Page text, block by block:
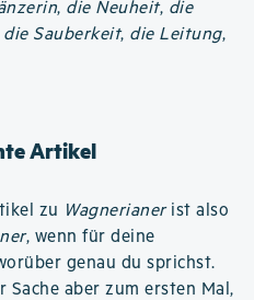
, die Neuheit, die
die Sauberkeit, die Leitung,
Artikel
zu Wagnerianerist also
, wenn für deine
genau du sprichst.
Sache aber zum ersten Mal,